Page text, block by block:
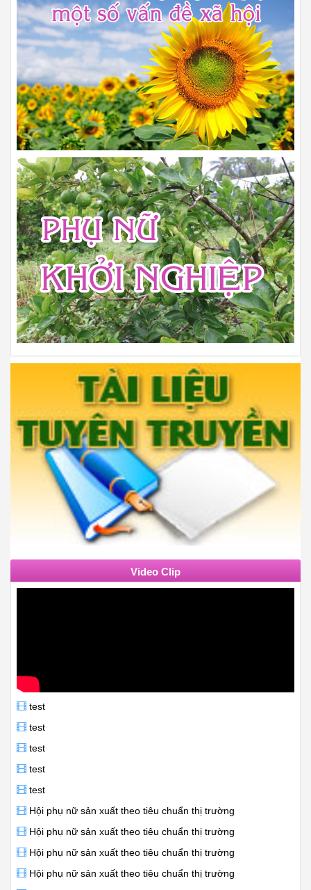
Video Clip
test
test
test
test
test
Hội phụ nữ sản xuất theo tiêu chuẩn thị trường
Hội phụ nữ sản xuất theo tiêu chuẩn thị trường
Hội phụ nữ sản xuất theo tiêu chuẩn thị trường
Hội phụ nữ sản xuất theo tiêu chuẩn thị trường